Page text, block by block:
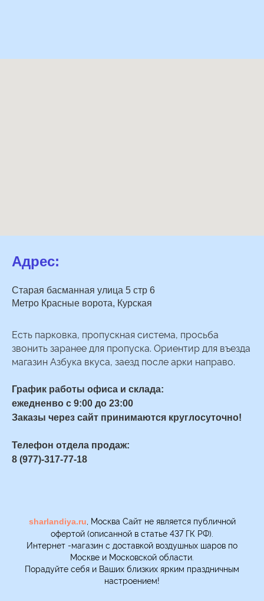
Адрес:
Старая басманная улица 5 стр 6
Метро Красные ворота, Курская
Есть парковка, пропускная система, просьба
звонить заранее для пропуска. Ориентир для въезда
магазин Азбука вкуса, заезд после арки направо.
График работы офиса и склада:
ежедненво с 9:00 до 23:00
Заказы через сайт принимаются круглосуточно!
Телефон отдела продаж:
8 (977)-317-77-18
sharlandiya.ru , Москва Сайт не является публичной
офертой (описанной в статье 437 ГК РФ).
Интернет -магазин с доставкой воздушных шаров по
Москве и Московской области.
Порадуйте себя и Ваших близких ярким праздничным
настроением!